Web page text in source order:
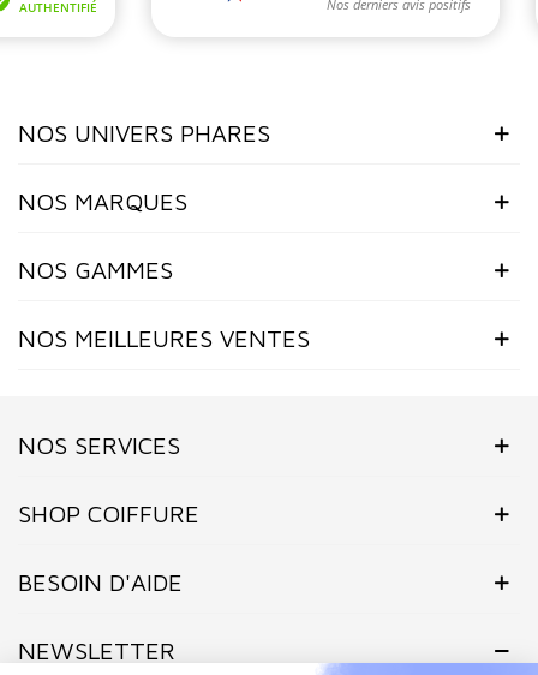
NOS UNIVERS PHARES
NOS MARQUES
NOS GAMMES
NOS MEILLEURES VENTES
NOS SERVICES
SHOP COIFFURE
BESOIN D'AIDE
NEWSLETTER